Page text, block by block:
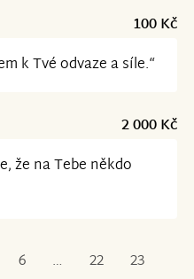
100 Kč
k Tvé odvaze a síle.“
2 000 Kč
že na Tebe někdo
6 … 22
23